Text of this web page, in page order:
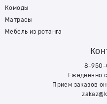
Комоды
Матрасы
Мебель из ротанга
8-950-
Ежедневно
Прием заказов